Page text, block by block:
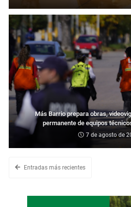
Más Barrio prepara obras,
permanente de equipos
7 de agosto de
Entradas más recientes